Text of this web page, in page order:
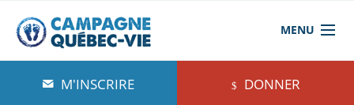
MENU
À propos de nous
M'INSCRIRE DONNER